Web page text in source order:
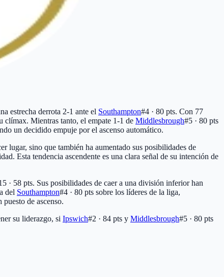
estrecha derrota 2-1 ante el Southampton#4 · 80 pts. Con 77
clímax. Mientras tanto, el empate 1-1 de Middlesbrough#5 · 80 pts
un decidido empuje por el ascenso automático.
lugar, sino que también ha aumentado sus posibilidades de
Esta tendencia ascendente es una clara señal de su intención de
· 58 pts. Sus posibilidades de caer a una división inferior han
del Southampton#4 · 80 pts sobre los líderes de la liga,
de ascenso.
su liderazgo, si Ipswich#2 · 84 pts y Middlesbrough#5 · 80 pts